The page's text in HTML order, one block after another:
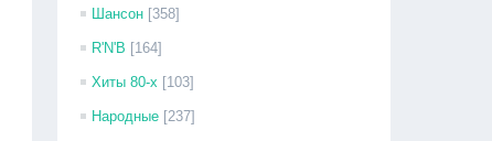
Шансон [358]
R'N'B [164]
Хиты 80-х [103]
Народные [237]